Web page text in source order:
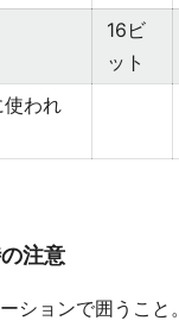
16ビ
ット
使われ
注意
ションで囲うこと。